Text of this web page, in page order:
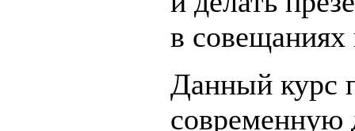
в совещаниях
Данный курс
современную